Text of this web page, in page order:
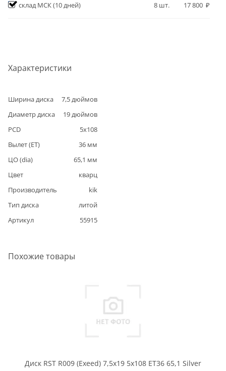
Характеристики
Ширина диска 7,5дюймов
Диаметр диска
19дюймов
PCD
5x108
Вылет (ET)
36 мм
ЦО (dia)
65,1 мм
Цвет
кварц
Производитель
kik
Тип диска
литой
Артикул
55915
склад МСК(10 дней) 8 шт. 17 800
Похожие товары
Диск RST R009 (Exeed) 7,5x19 5x108 ET36 65,1 Silver